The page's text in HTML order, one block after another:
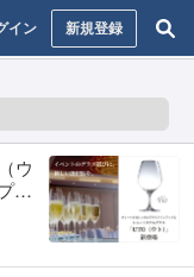
イン 新規登録
ウ
に